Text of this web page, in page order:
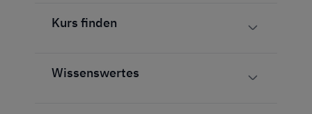
Kurs finden
Wissenswertes